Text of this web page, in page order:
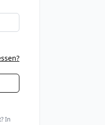
In